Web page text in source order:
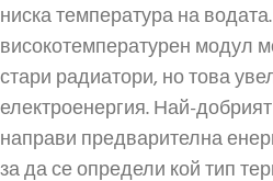
ниска температура на
високотемпературен модул
стари радиатори, но това
електроенергия. Най-
направи предварителна
за да се определи кой тип